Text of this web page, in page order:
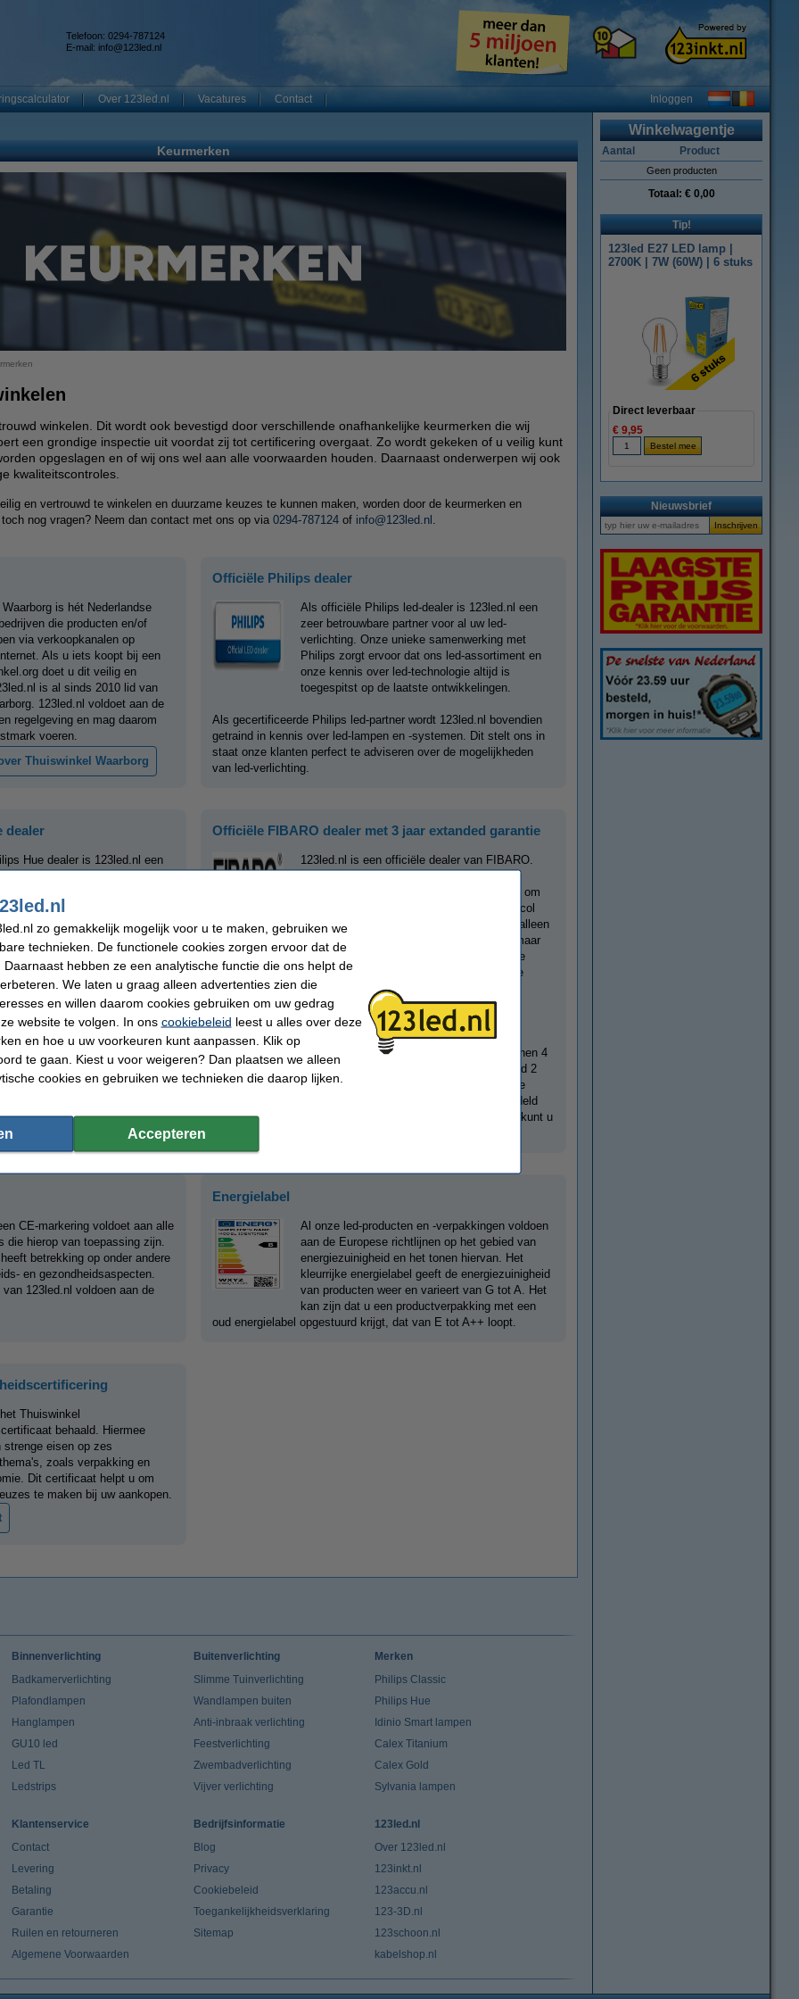
Telefoon: 0294-787124
E-mail: info@123led.nl
Over 123led.nl Vacatures Contact Inloggen
Keurmerken
winkelen. Dit wordt ook bevestigd door verschillende onafhankelijke keurmerken die wij
een grondige inspectie uit voordat zij tot certificering overgaat. Zo wordt gekeken of u veilig kunt
opgeslagen en of wij ons wel aan alle voorwaarden houden. Daarnaast onderwerpen wij ook
kwaliteitscontroles.
en vertrouwd te winkelen en duurzame keuzes te kunnen maken, worden door de keurmerken en
nog vragen? Neem dan contact met ons op via0294-787124 of info@123led.nl
is hét Nederlandse
die producten en/of
via verkoopkanalen op
Als u iets koopt bij een
doet u dit veilig en
is al sinds 2010 lid van
123led.nl voldoet aan de
regelgeving en mag daarom
voeren.
Thuiswinkel Waarborg
Officiële Philips dealer
Als officiële Philips led-dealer is 123led.nl een
zeer betrouwbare partner voor al uw led-
verlichting. Onze unieke samenwerking met
Philips zorgt ervoor dat ons led-assortiment en
onze kennis over led-technologie altijd is
toegespitst op de laatste ontwikkelingen.
Als gecertificeerde Philips led-partner wordt 123led.nl bovendien
getraind in kennis over led-lampen en -systemen. Dit stelt ons in
staat onze klanten perfect te adviseren over de mogelijkheden
van led-verlichting.
dealer
Hue dealer is 123led.nl een
Hue assortiment en onze
Home altijd is toegespitst op
wordt 123led.nl bovendien
en overige Smart Home
ons in staat onze klanten
van Philips Hue.
Philips Hue lampen
Officiële FIBARO dealer met 3 jaar extanded garantie
123led.nl is een officiële dealer van FIBARO.
FIBARO is een producent van smart home
oplossingen, en staat voornamelijk bekend om
slimme producten die op het Z-Wave protocol
werken. Als officiële dealer bieden wij niet alleen
een groot aantal FIBARO producten aan, maar
bezitten wij ook de kennis om u alles over deze producten te
kunnen vertellen. Hierdoor zijn wij in staat advies op maat te
leveren.
Bekijk direct ons volledigeFIBARO assortiment
Verlengde garantie: Wanneer u deze FIBARO producten binnen 4
weken na aanschaf registreert, krijgt u bovenop de standaard 2
jaar fabrieksgarantie, 1 jaar extra garantie. Deze aanvullende
garantie wordt uitsluitend rechtstreeks verleend en afgehandeld
door de importeur, FIBARO Benelux. Via de volgende
kunt u
CE-markering voldoet aan alle
die hierop van toepassing zijn.
betrekking op onder andere
en gezondheidsaspecten.
123led.nl voldoen aan de
Energielabel
Al onze led-producten en -verpakkingen voldoen
aan de Europese richtlijnen op het gebied van
energiezuinigheid en het tonen hiervan. Het
kleurrijke energielabel geeft de energiezuinigheid
van producten weer en varieert van G tot A. Het
kan zijn dat u een productverpakking met een
oud energielabel opgestuurd krijgt, dat van E tot A++ loopt.
Thuiswinkel
behaald. Hiermee
strenge eisen op zes
zoals verpakking en
Dit certificaat helpt u om
te maken bij uw aankopen.
Winkelwagentje
Aantal Product
Geen producten
Totaal: € 0,00
Tip!
123led E27 LED lamp |
2700K | 7W (60W) | 6 stuks
Direct leverbaar
€ 9,95
Nieuwsbrief
Binnenverlichting
Badkamerverlichting
Plafondlampen
Hanglampen
GU10 led
Led TL
Ledstrips
Buitenverlichting
Slimme Tuinverlichting
Wandlampen buiten
Anti-inbraak verlichting
Feestverlichting
Zwembadverlichting
Vijver verlichting
Merken
Philips Classic
Philips Hue
Idinio Smart lampen
Calex Titanium
Calex Gold
Sylvania lampen
Klantenservice
Contact
Levering
Betaling
Garantie
Ruilen en retourneren
Algemene Voorwaarden
Bedrijfsinformatie
Blog
Privacy
Cookiebeleid
Toegankelijkheidsverklaring
Sitemap
123led.nl
Over 123led.nl
123inkt.nl
123accu.nl
123-3D.nl
123schoon.nl
kabelshop.nl
zo gemakkelijk mogelijk voor u te maken, gebruiken we
technieken. De functionele cookies zorgen ervoor dat de
hebben ze een analytische functie die ons helpt de
We laten u graag alleen advertenties zien die
en willen daarom cookies gebruiken om uw gedrag
website te volgen. In ons cookiebeleid leest u alles over deze
en hoe u uw voorkeuren kunt aanpassen. Klik op
te gaan. Kiest u voor weigeren? Dan plaatsen we alleen
cookies en gebruiken we technieken die daarop lijken.
Accepteren